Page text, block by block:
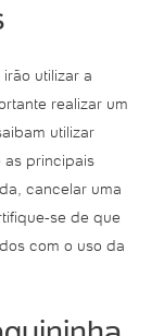
utilizar a
realizar um
utilizar
as principais
cancelar uma
se de que
com o uso da